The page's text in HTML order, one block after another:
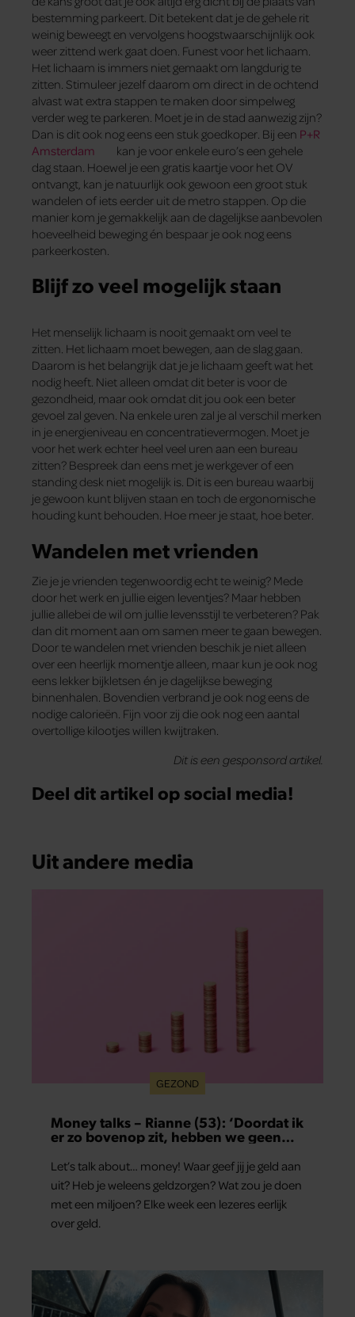
bestemming parkeert. Dit betekent dat je de gehele rit
weinig beweegt en vervolgens hoogstwaarschijnlijk ook
weer zittend werk gaat doen. Funest voor het lichaam.
Het lichaam is immers niet gemaakt om langdurig te
zitten. Stimuleer jezelf daarom om direct in de ochtend
alvast wat extra stappen te maken door simpelweg
verder weg te parkeren. Moet je in de stad aanwezig zijn?
Dan is dit ook nog eens een stuk goedkoper. Bij een P+R
Amsterdam
kan je voor enkele euro’s een gehele
dag staan. Hoewel je een gratis kaartje voor het OV
ontvangt, kan je natuurlijk ook gewoon een groot stuk
wandelen of iets eerder uit de metro stappen. Op die
manier kom je gemakkelijk aan de dagelijkse aanbevolen
hoeveelheid beweging én bespaar je ook nog eens
parkeerkosten.
Blijf zo veel mogelijk staan
Het menselijk lichaam is nooit gemaakt om veel te
zitten. Het lichaam moet bewegen, aan de slag gaan.
Daarom is het belangrijk dat je je lichaam geeft wat het
nodig heeft. Niet alleen omdat dit beter is voor de
gezondheid, maar ook omdat dit jou ook een beter
gevoel zal geven. Na enkele uren zal je al verschil merken
in je energieniveau en concentratievermogen. Moet je
voor het werk echter heel veel uren aan een bureau
zitten? Bespreek dan eens met je werkgever of een
standing desk niet mogelijk is. Dit is een bureau waarbij
je gewoon kunt blijven staan en toch de ergonomische
houding kunt behouden. Hoe meer je staat, hoe beter.
Wandelen met vrienden
Zie je je vrienden tegenwoordig echt te weinig? Mede
door het werk en jullie eigen leventjes? Maar hebben
jullie allebei de wil om jullie levensstijl te verbeteren? Pak
dan dit moment aan om samen meer te gaan bewegen.
Door te wandelen met vrienden beschik je niet alleen
over een heerlijk momentje alleen, maar kun je ook nog
eens lekker bijkletsen én je dagelijkse beweging
binnenhalen. Bovendien verbrand je ook nog eens de
nodige calorieën. Fijn voor zij die ook nog een aantal
overtollige kilootjes willen kwijtraken.
Dit is een gesponsord artikel.
Deel dit artikel op social media!
Uit andere media
GEZOND
Money talks – Rianne (53): ‘Doordat ik
er zo bovenop zit, hebben we geen
Let’s talk about… money! Waar geef jij je geld aan
uit? Heb je weleens geldzorgen? Wat zou je doen
met een miljoen? Elke week een lezeres eerlijk
over geld.